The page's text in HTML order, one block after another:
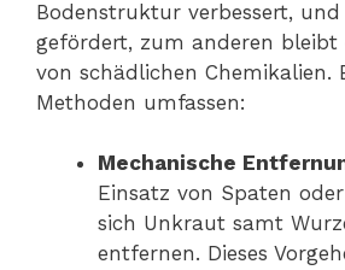
Bodenstruktur verbessert,
gefördert, zum anderen bleibt
von schädlichen Chemikalien.
Methoden umfassen:
Mechanische
Einsatz von Spaten
sich Unkraut samt
entfernen. Dieses